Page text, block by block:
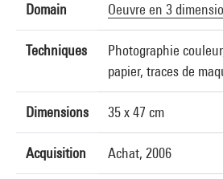
Domain Oeuvre en 3
Techniques
Photographie
papier, traces de
Dimensions 35 x 47 cm
Acquisition Achat, 2006